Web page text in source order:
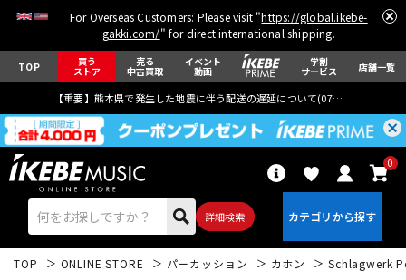
For Overseas Customers: Please visit "https://global.ikebe-
gakki.com/" for direct international shipping.
TOP 買う
ストア
売る
中古買取
イベント
動画
学割
サービス 店舗一覧
【重要】熊本県で発生した地震に伴う配送の遅延について(07月29日
詳細検索
0
TOP ONLINE STORE パーカッション カホン Schlagwerk